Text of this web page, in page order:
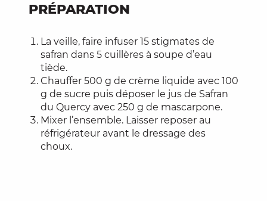
PRÉPARATION
La veille, faire infuser 15 stigmates de
safran dans 5 cuillères à soupe d’eau
tiède.
Chauffer 500 g de crème liquide avec 100
g de sucre puis déposer le jus de Safran
du Quercy avec 250 g de mascarpone.
Mixer l’ensemble. Laisser reposer au
réfrigérateur avant le dressage des
choux.